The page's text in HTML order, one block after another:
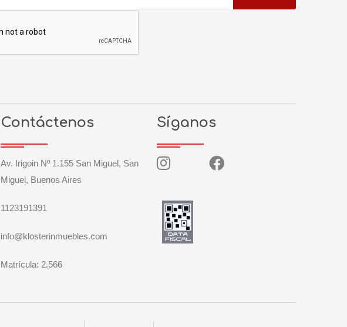
Contáctenos
Av. Irigoin Nº 1.155 San Miguel, San
Miguel, Buenos Aires
1123191391
info@klosterinmuebles.com
Matrícula: 2.566
Síganos